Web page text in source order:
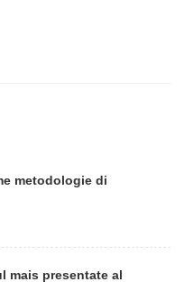
metodologie di
mais presentate al